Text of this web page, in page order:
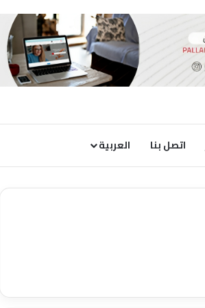
اتصل بنا العربية